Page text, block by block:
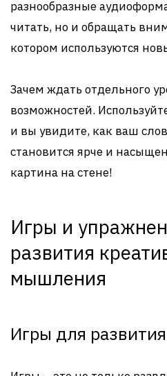
разнообразные
читать, но и обращать
котором используются
Зачем ждать отдельного
возможностей.
и вы увидите, как ваш
становится ярче и
картина на стене!
Игры и
развития
мышления
Игры для